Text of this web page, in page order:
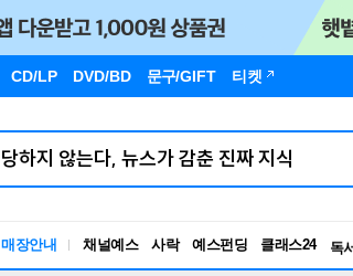
CD/LP DVD/BD 문구/GIFT 티켓
매장안내 채널예스 사락 예스펀딩 클래스24
독